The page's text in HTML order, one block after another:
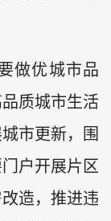
做优城市品
质城市生活
市更新，围
户开展片区
造，推进违